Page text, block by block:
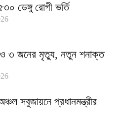
ডেঙ্গু রোগী ভর্তি
৩ জনের মৃত্যু, নতুন শনাক্ত
সবুজায়নে প্রধানমন্ত্রীর